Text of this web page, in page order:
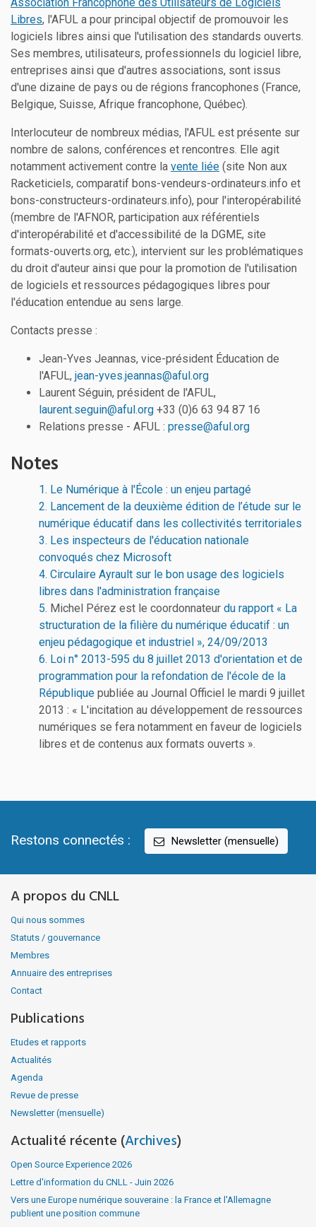
Libres, l'AFUL a pour principal objectif de promouvoir les
logiciels libres ainsi que l'utilisation des standards ouverts.
Ses membres, utilisateurs, professionnels du logiciel libre,
entreprises ainsi que d'autres associations, sont issus
d'une dizaine de pays ou de régions francophones (France,
Belgique, Suisse, Afrique francophone, Québec).
Interlocuteur de nombreux médias, l'AFUL est présente sur
nombre de salons, conférences et rencontres. Elle agit
notamment activement contre la vente liée (site Non aux
Racketiciels, comparatif bons-vendeurs-ordinateurs.info et
bons-constructeurs-ordinateurs.info), pour l'interopérabilité
(membre de l'AFNOR, participation aux référentiels
d'interopérabilité et d'accessibilité de la DGME, site
formats-ouverts.org, etc.), intervient sur les problématiques
du droit d'auteur ainsi que pour la promotion de l'utilisation
de logiciels et ressources pédagogiques libres pour
l'éducation entendue au sens large.
Contacts presse :
Jean-Yves Jeannas, vice-président Éducation de
l'AFUL, jean-yves.jeannas@aful.org
Laurent Séguin, président de l'AFUL,
laurent.seguin@aful.org +33 (0)6 63 94 87 16
Relations presse - AFUL : presse@aful.org
Notes
1. Le Numérique à l'École : un enjeu partagé
2. Lancement de la deuxième édition de l’étude sur le
numérique éducatif dans les collectivités territoriales
3. Les inspecteurs de l'éducation nationale
convoqués chez Microsoft
4. Circulaire Ayrault sur le bon usage des logiciels
libres dans l'administration française
5. Michel Pérez est le coordonnateur du rapport « La
structuration de la filière du numérique éducatif : un
enjeu pédagogique et industriel », 24/09/2013
6. Loi n° 2013-595 du 8 juillet 2013 d'orientation et de
programmation pour la refondation de l'école de la
République publiée au Journal Officiel le mardi 9 juillet
2013 : « L'incitation au développement de ressources
numériques se fera notamment en faveur de logiciels
libres et de contenus aux formats ouverts ».
Restons connectés : Newsletter (mensuelle)
A propos du CNLL
Qui nous sommes
Statuts / gouvernance
Membres
Annuaire des entreprises
Contact
Publications
Etudes et rapports
Actualités
Agenda
Revue de presse
Newsletter (mensuelle)
Actualité récente (Archives)
Open Source Experience 2026
Lettre d'information du CNLL - Juin 2026
Vers une Europe numérique souveraine : la France et l'Allemagne
publient une position commune